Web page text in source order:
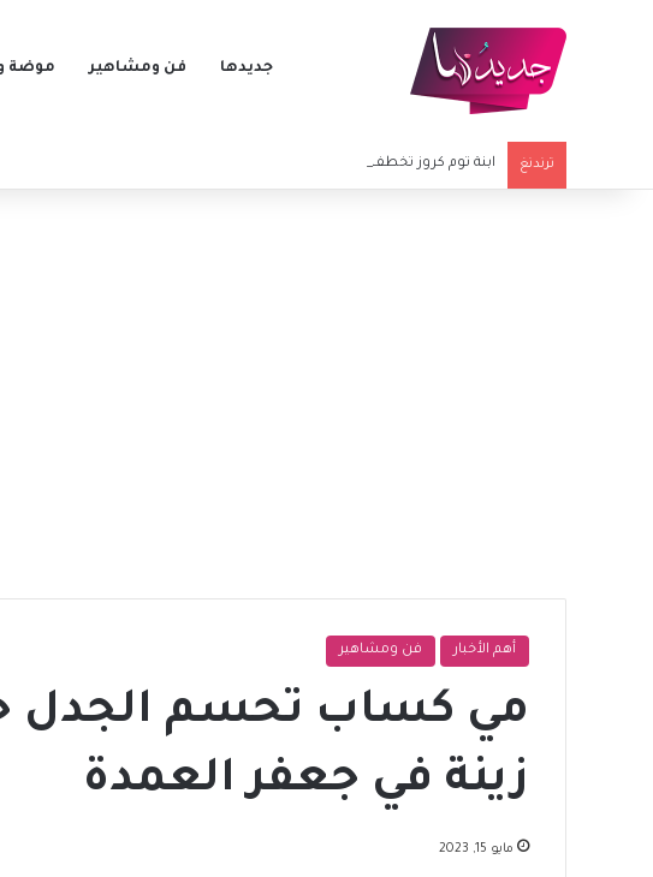
جديدها فن ومشاهير موضة
ترندنغ ابنة توم كروز تخطف الأنظار في أولى خطواتها الفنية الكبرى
أهم الأخبار فن ومشاهير
مي كساب تحسم الجدل
زينة في جعفر العمدة
مايو 15, 2023